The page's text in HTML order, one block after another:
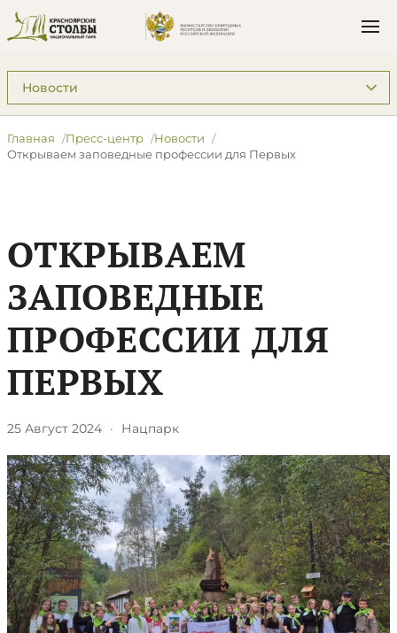
Подразделы: Пресс-центр
Главная Пресс-центр
Новости
​Открываем заповедные профессии для Первых
​ОТКРЫВАЕМ
ЗАПОВЕДНЫЕ
ПРОФЕССИИ ДЛЯ
ПЕРВЫХ
25 Август 2024 · Нацпарк